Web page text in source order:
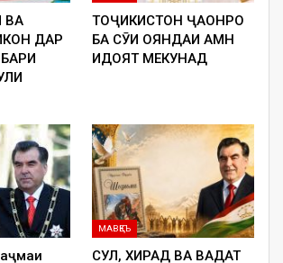
ВА
ДАР
ТОҶИКИСТОН ҶАҲОНРО
БА СӮИ ОЯНДАИ АМН
ҲИДОЯТ МЕКУНАД
МАВҚЕЪ
СУЛҲ, ХИРАД ВА ВАҲДАТ